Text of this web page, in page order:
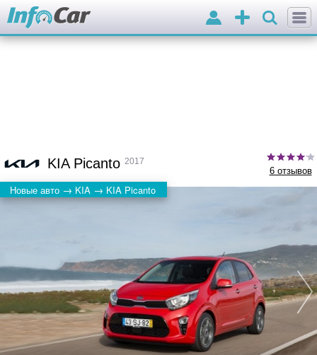
Добавить
объявление
Войти
KIA Picanto 2017
6 отзывов
Новые авто → KIA → KIA Picanto